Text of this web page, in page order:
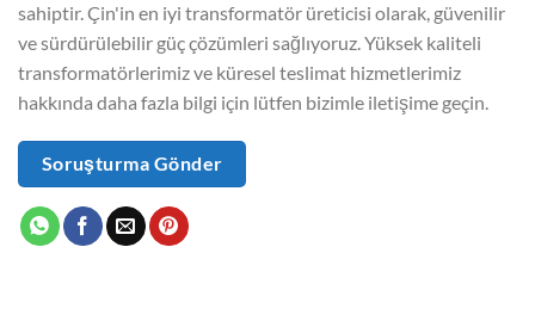
sahiptir. Çin'in en iyi transformatör üreticisi olarak, güvenilir
ve sürdürülebilir güç çözümleri sağlıyoruz. Yüksek kaliteli
transformatörlerimiz ve küresel teslimat hizmetlerimiz
hakkında daha fazla bilgi için lütfen bizimle iletişime geçin.
Soruşturma Gönder